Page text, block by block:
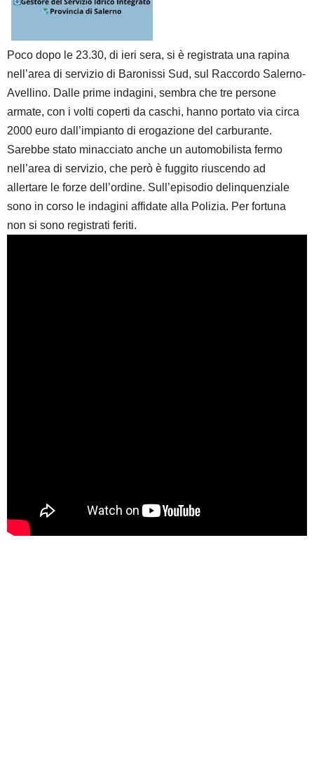
Poco dopo le 23.30, di ieri sera, si è registrata una rapina
nell’area di servizio di Baronissi Sud, sul Raccordo Salerno-
Avellino. Dalle prime indagini, sembra che tre persone
armate, con i volti coperti da caschi, hanno portato via circa
2000 euro dall’impianto di erogazione del carburante.
Sarebbe stato minacciato anche un automobilista fermo
nell’area di servizio, che però è fuggito riuscendo ad
allertare le forze dell’ordine. Sull’episodio delinquenziale
sono in corso le indagini affidate alla Polizia. Per fortuna
non si sono registrati feriti.